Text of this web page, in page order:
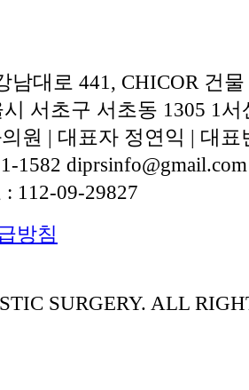
남대로 441, CHICOR 건물
서초구 서초동 1305 1서
원 | 대표자 정연익 | 대표
1582 diprsinfo@gmail.com
112-09-29827
방침
SURGERY. ALL